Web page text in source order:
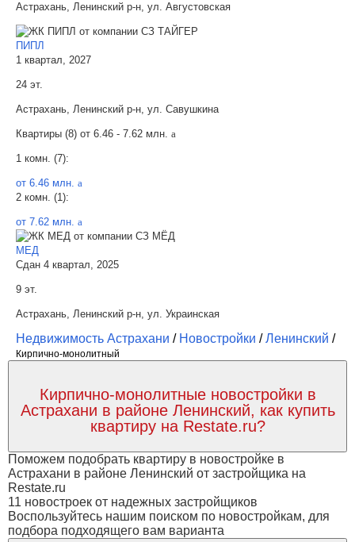
Астрахань, Ленинский р-н, ул. Августовская
ПИПЛ
1 квартал, 2027
24 эт.
Астрахань, Ленинский р-н, ул. Савушкина
Квартиры (8) от 6.46 - 7.62 млн. a
1 комн. (7):
от 6.46 млн. a
2 комн. (1):
от 7.62 млн. a
МЕД
Сдан 4 квартал, 2025
9 эт.
Астрахань, Ленинский р-н, ул. Украинская
Недвижимость Астрахани / Новостройки /Ленинский /
Кирпично-монолитный
Кирпично-монолитные новостройки в
Астрахани в районе Ленинский, как купить
квартиру на Restate.ru?
Поможем подобрать квартиру в новостройке в
Астрахани в районе Ленинский от застройщика на
Restate.ru
11 новостроек от надежных застройщиков
Воспользуйтесь нашим поиском по новостройкам, для
подбора подходящего вам варианта